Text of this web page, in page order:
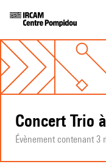
Concert Trio
Évènement contenant 3